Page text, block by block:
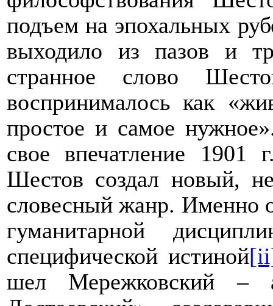
подъем на эпохальных
выходило из пазов и
странное слово
воспринималось как
простое и самое
свое впечатление 1901
Шестов создал новый,
словесный жанр. Именно
гуманитарной
специфической истиной
шел Мережковский –